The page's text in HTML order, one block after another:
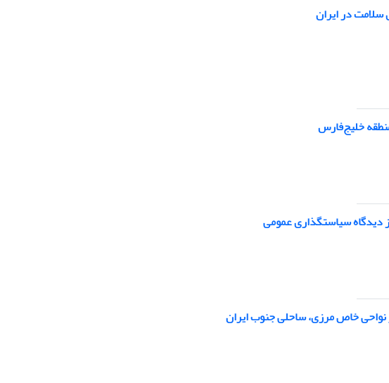
سلامت در ایران
خلیج‌فارس
دیدگاه سیاستگذاری عمومی
نواحی خاص مرزی، ساحلی جنوب ایران